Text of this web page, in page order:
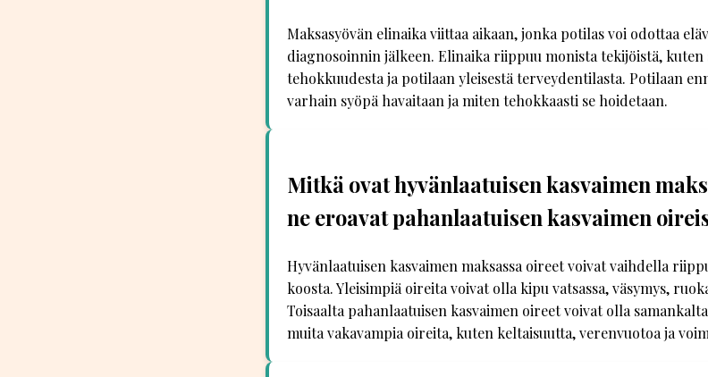
Maksasyövän elinaika viittaa aikaan, jonka potilas voi odottaa
diagnosoinnin jälkeen. Elinaika riippuu monista tekijöistä, kuten
tehokkuudesta ja potilaan yleisestä terveydentilasta. Potilaan
varhain syöpä havaitaan ja miten tehokkaasti se hoidetaan.
Mitkä ovat hyvänlaatuisen kasvaimen
ne eroavat pahanlaatuisen kasvaimen
Hyvänlaatuisen kasvaimen maksassa oireet voivat vaihdella
koosta. Yleisimpiä oireita voivat olla kipu vatsassa, väsymys,
Toisaalta pahanlaatuisen kasvaimen oireet voivat olla
muita vakavampia oireita, kuten keltaisuutta, verenvuotoa ja